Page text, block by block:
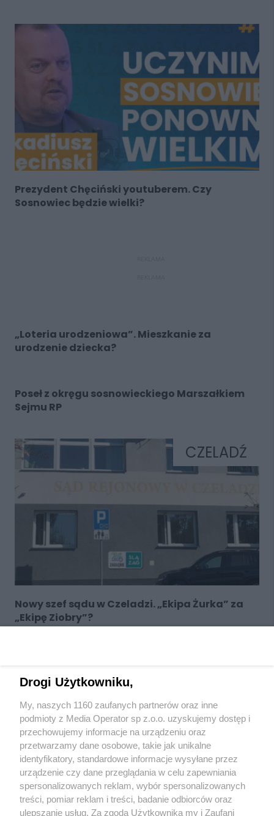
Prezydent Chęciński youtuberem. Czy
Sosnowiec będzie wielki?
„Loteria urodzeniowa”. Mieszkanie za
urodzenie dziecka?
Poseł z okręgu sosnowieckiego Marszałkiem
Sejmu RP
CZELADŹ
Nowy szef sądu w Czeladzi. „Ekipa Żurka” za
„Ekipę Ziobry”?
Wydawca mediówlokalnych
Drogi Użytkowniku,
My, naszych 1160 zaufanych partnerów oraz inne
podmioty z Media Operator sp z.o.o. uzyskujemy dostęp i
przechowujemy informacje na urządzeniu oraz
przetwarzamy dane osobowe, takie jak unikalne
identyfikatory, standardowe informacje wysyłane przez
urządzenie czy dane przeglądania w celu zapewniania
spersonalizowanych reklam, wybór spersonalizowanych
treści, pomiar reklam i treści, badanie odbiorców oraz
ulepszanie usług. Za zgodą Użytkownika my i Zaufani